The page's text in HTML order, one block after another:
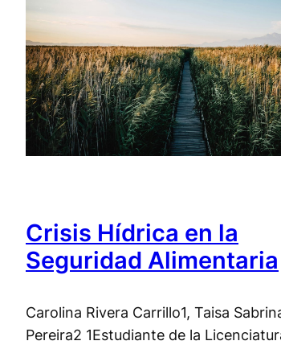
Crisis Hídrica en la
Seguridad Alimentaria
Carolina Rivera Carrillo1, Taisa
Pereira2 1Estudiante de la